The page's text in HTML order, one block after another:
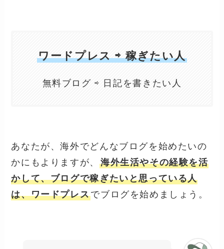
ワードプレス ⇨ 稼ぎたい人
無料ブログ ⇨ 日記を書きたい人
あなたが、海外でどんなブログを始めたいの
かにもよりますが、 海外生活やその経験を活
かして、ブログで稼ぎたいと思っている人
は、ワードプレスでブログを始めましょう。